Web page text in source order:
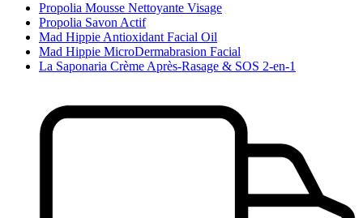
Propolia Mousse Nettoyante Visage
Propolia Savon Actif
Mad Hippie Antioxidant Facial Oil
Mad Hippie MicroDermabrasion Facial
La Saponaria Crème Après-Rasage & SOS 2-en-1